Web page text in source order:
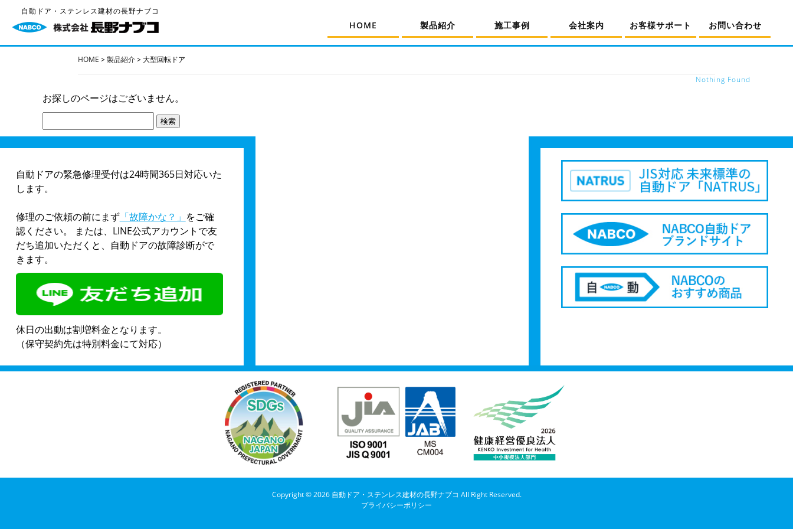
自動ドア・ステンレス建材の長野ナブコ
HOME 製品紹介 施工事例 会社案内 お客様サポート お問い合わせ
HOME >製品紹介>大型回転ドア
Nothing Found
お探しのページはございません。
索:
自動ドアの緊急修理受付は24時間365日対応いた
します。
修理のご依頼の前にまず「故障かな？」 をご確
認ください。 または、LINE公式アカウントで友
だち追加いただくと、自動ドアの故障診断がで
きます。
休日の出動は割増料金となります。
（保守契約先は特別料金にて対応）
Copyright © 2026 自動ドア・ステンレス建材の長野ナブコ All Right Reserved.
プライバシーポリシー